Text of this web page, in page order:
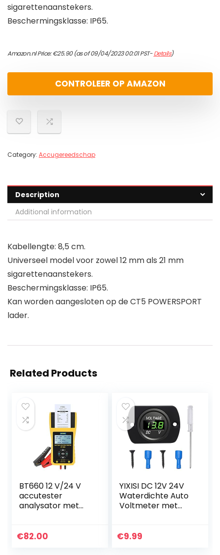
sigarettenaanstekers.
Beschermingsklasse: IP65.
Amazon.nl Price:€25.90(as of 09/04/2023 00:01 PST-Details)
CONTROLEER OP AMAZON
Category: Accugereedschap
Description
Additional information
Kabellengte: 8,5 cm.
Universeel model voor zowel 12 mm als 21 mm
sigarettenaanstekers.
Beschermingsklasse: IP65.
Kan worden aangesloten op de CT5 POWERSPORT
lader.
Related Products
BT660 12 V/24 V
accutester
analysator met
overstroomde
€82.00
YIXISI DC 12V 24V
Waterdichte Auto
Voltmeter met
Montageplaat,
€9.99